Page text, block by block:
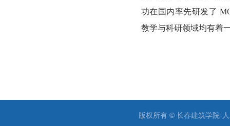
功在国内率先研发了
教学与科研领域均有着
版权所有 © 长春建筑学院-